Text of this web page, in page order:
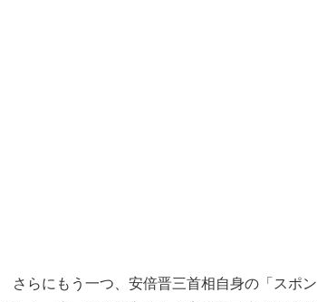
さらにもう一つ、安倍晋三首相自身の「スポ